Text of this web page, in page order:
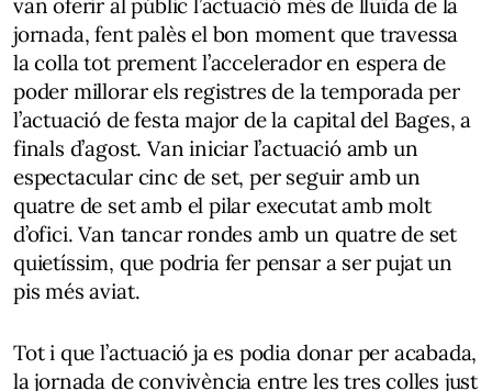
van oferir al públic l’actuació més de lluïda de la
jornada, fent palès el bon moment que travessa
la colla tot prement l’accelerador en espera de
poder millorar els registres de la temporada per
l’actuació de festa major de la capital del Bages, a
finals d’agost. Van iniciar l’actuació amb un
espectacular cinc de set, per seguir amb un
quatre de set amb el pilar executat amb molt
d’ofici. Van tancar rondes amb un quatre de set
quietíssim, que podria fer pensar a ser pujat un
pis més aviat.
Tot i que l’actuació ja es podia donar per acabada,
la jornada de convivència entre les tres colles just